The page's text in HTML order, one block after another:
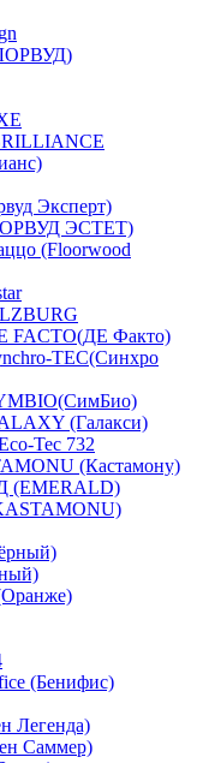
Эксперт)
ЭСТЕТ)
(Floorwood
FACTO(ДЕ Факто)
TEC(Синхро
(Галакси)
Tec 732
(Кастамону)
(EMERALD)
(Бенифис)
Легенда)
Саммер)